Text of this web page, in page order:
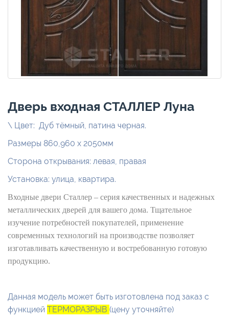
Дверь входная СТАЛЛЕР Луна
\ Цвет: Дуб тёмный, патина черная.
Размеры 860,960 х 2050мм
Сторона открывания: левая, правая
Установка: улица, квартира.
Входные двери Сталлер – серия качественных и надежных
металлических дверей для вашего дома. Тщательное
изучение потребностей покупателей, применение
современных технологий на производстве позволяет
изготавливать качественную и востребованную готовую
продукцию.
Данная модель может быть изготовлена под заказ с
функцией ТЕРМОРАЗРЫВ (цену уточняйте)